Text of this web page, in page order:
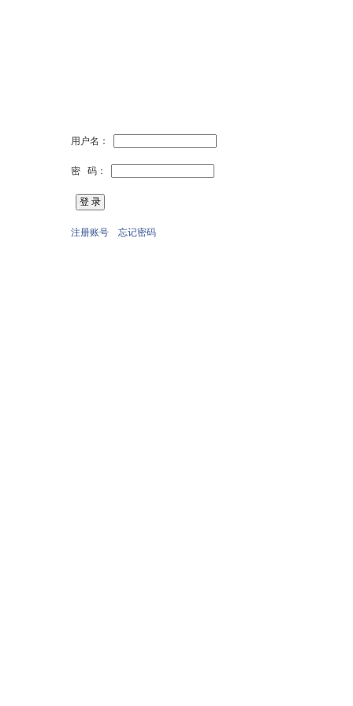
用户名：
密 码：
注册账号 忘记密码